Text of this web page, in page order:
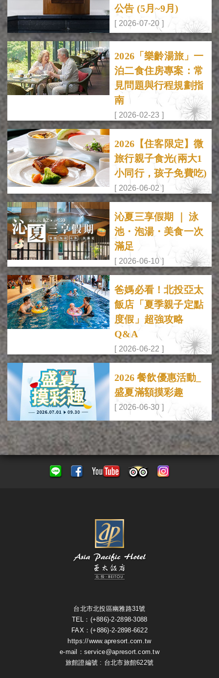
公告 (5月~9月)
[ 2026-07-20 ]
2026「樂齡湯旅」一
泊二食住房專案：常
見問題與行程規劃指
南
[ 2026-02-23 ]
2026【住客限定】微
旅行親子食光(兩大1
小同行，孩子免費吃)
[ 2026-06-02 ]
沁夏三享假期 ｜ 泳
池・泡湯・美食一次
滿足
[ 2026-06-10 ]
爸媽必看！北投亞太
飯店「夏季親子定點
度假」超強攻略
Q&A
[ 2026-06-22 ]
2026 餐飲優惠活動_
盛夏滿額摸彩趣
[ 2026-06-30 ]
台北市北投區幽雅路31號
TEL：(+886)-2-2898-3088
FAX：(+886)-2-2898-6622
https://www.apresort.com.tw
e-mail：service@apresort.com.tw
旅館證編號 : 台北市旅館622號